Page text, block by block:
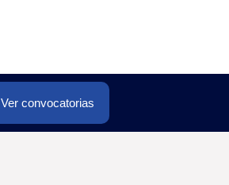
Ver convocatorias